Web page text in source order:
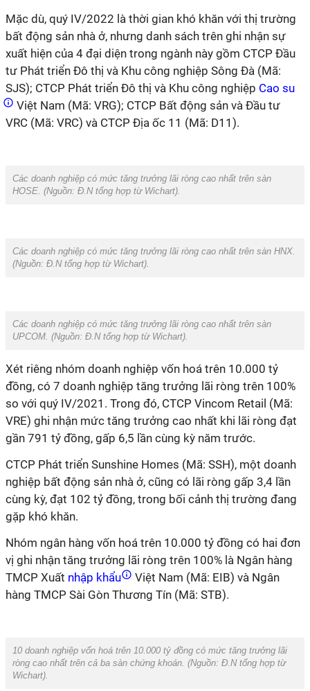
Mặc dù, quý IV/2022 là thời gian khó khăn với thị trường
bất động sản nhà ở, nhưng danh sách trên ghi nhận sự
xuất hiện của 4 đại diện trong ngành này gồm CTCP Đầu
tư Phát triển Đô thị và Khu công nghiệp Sông Đà (Mã:
SJS); CTCP Phát triển Đô thị và Khu công nghiệp Cao su
Việt Nam (Mã: VRG); CTCP Bất động sản và Đầu tư
VRC (Mã: VRC) và CTCP Địa ốc 11 (Mã: D11).
Các doanh nghiệp có mức tăng trưởng lãi ròng cao nhất trên sàn
HOSE. (Nguồn: Đ.N tổng hợp từ Wichart).
Các doanh nghiệp có mức tăng trưởng lãi ròng cao nhất trên sàn HNX.
(Nguồn: Đ.N tổng hợp từ Wichart).
Các doanh nghiệp có mức tăng trưởng lãi ròng cao nhất trên sàn
UPCOM. (Nguồn: Đ.N tổng hợp từ Wichart).
Xét riêng nhóm doanh nghiệp vốn hoá trên 10.000 tỷ
đồng, có 7 doanh nghiệp tăng trưởng lãi ròng trên 100%
so với quý IV/2021. Trong đó, CTCP Vincom Retail (Mã:
VRE) ghi nhận mức tăng trưởng cao nhất khi lãi ròng đạt
gần 791 tỷ đồng, gấp 6,5 lần cùng kỳ năm trước.
CTCP Phát triển Sunshine Homes (Mã: SSH), một doanh
nghiệp bất động sản nhà ở, cũng có lãi ròng gấp 3,4 lần
cùng kỳ, đạt 102 tỷ đồng, trong bối cảnh thị trường đang
gặp khó khăn.
Nhóm ngân hàng vốn hoá trên 10.000 tỷ đồng có hai đơn
vị ghi nhận tăng trưởng lãi ròng trên 100% là Ngân hàng
TMCP Xuất nhập khẩu
Việt Nam (Mã: EIB) và Ngân
hàng TMCP Sài Gòn Thương Tín (Mã: STB).
10 doanh nghiệp vốn hoá trên 10.000 tỷ đồng có mức tăng trưởng lãi
ròng cao nhất trên cả ba sàn chứng khoán. (Nguồn: Đ.N tổng hợp từ
Wichart).